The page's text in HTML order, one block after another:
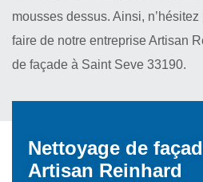
mousses dessus. Ainsi,
faire de notre entreprise Artisan
de façade à Saint Seve 33190.
Nettoyage de
Artisan Reinhard